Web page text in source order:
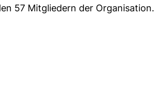
57 Mitgliedern der Organisation.